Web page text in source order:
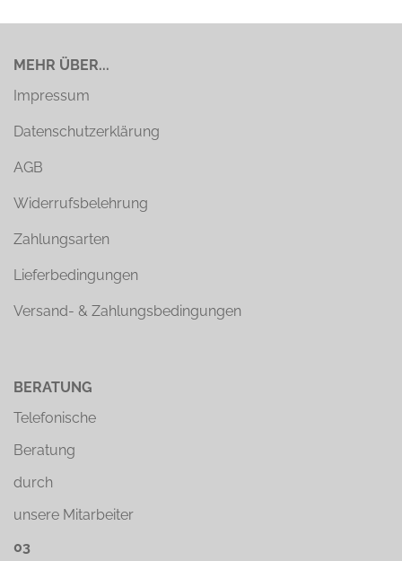
MEHR ÜBER...
Impressum
Datenschutzerklärung
AGB
Widerrufsbelehrung
Zahlungsarten
Lieferbedingungen
Versand- & Zahlungsbedingungen
BERATUNG
Telefonische
Beratung
durch
unsere Mitarbeiter
03